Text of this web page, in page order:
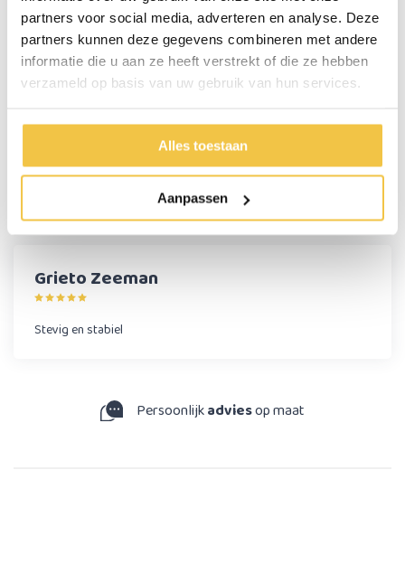
partners voor social media, adverteren en analyse. Deze
partners kunnen deze gegevens combineren met andere
informatie die u aan ze heeft verstrekt of die ze hebben
verzameld op basis van uw gebruik van hun services.
Alles toestaan
Aanpassen
Breedte: 24 cm
Verbreed de modulaire drempelhulp van 84 naar 108 cm
Verkrijgbaar in 6 verschillende maten
Persoonlijk advies
Start chat
Reviews (1)
Grieto Zeeman
Stevig en stabiel
Persoonlijkadviesop maat